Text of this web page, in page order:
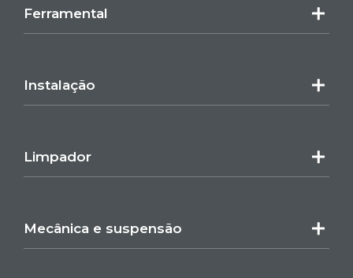
Ferramental
Instalação
Limpador
Mecânica e suspensão